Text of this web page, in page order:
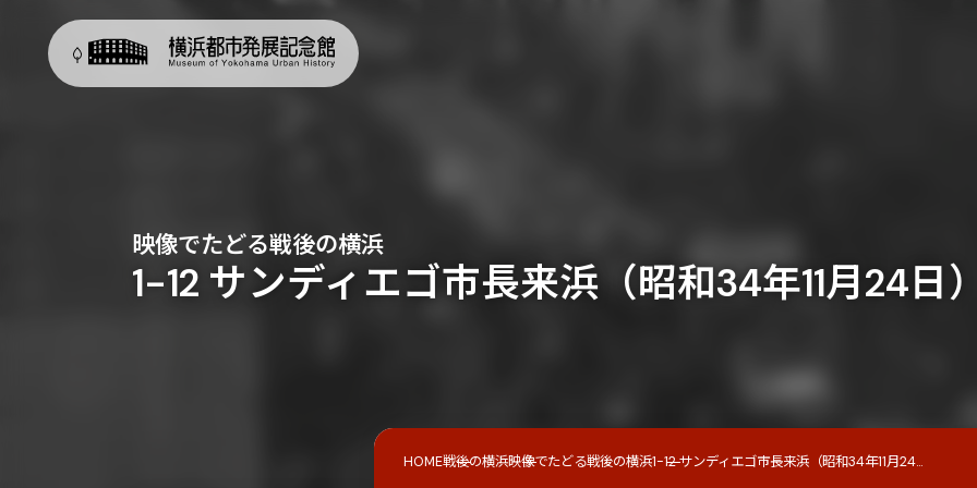
1-12 サンディエゴ市長来浜（昭和34年11月24日
映像でたどる戦後の横浜
HOME戦後の横浜映像でたどる戦後の横浜1-12 サンディエゴ市長来浜（昭和34年11月24...